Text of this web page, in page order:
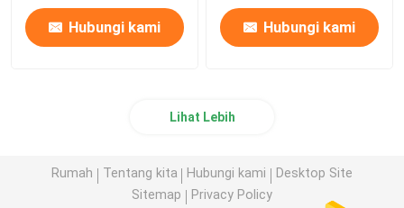
Hubungi kami Hubungi kami
Lihat Lebih
Rumah Tentang kita Hubungi kami
Desktop Site
Sitemap
Privacy Policy